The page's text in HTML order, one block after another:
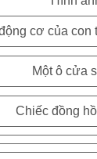
cơ của con
Một ô cửa
Chiếc đồng